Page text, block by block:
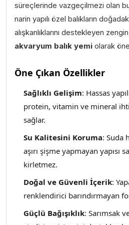
süreçlerinde vazgeçilmezi olan
narin yapılı özel balıkların
alışkanlıklarını destekleyen
akvaryum balık yemi olarak
Öne Çıkan Özellikler
Sağlıklı Gelişim: Hassas
protein, vitamin ve mineral
sağlar.
Su Kalitesini Koruma: Suda
aşırı şişme yapmayan yapısı
kirletmez.
Doğal ve Güvenli İçerik:
renklendirici barındırmayan
Güçlü Bağışıklık: Sarımsak